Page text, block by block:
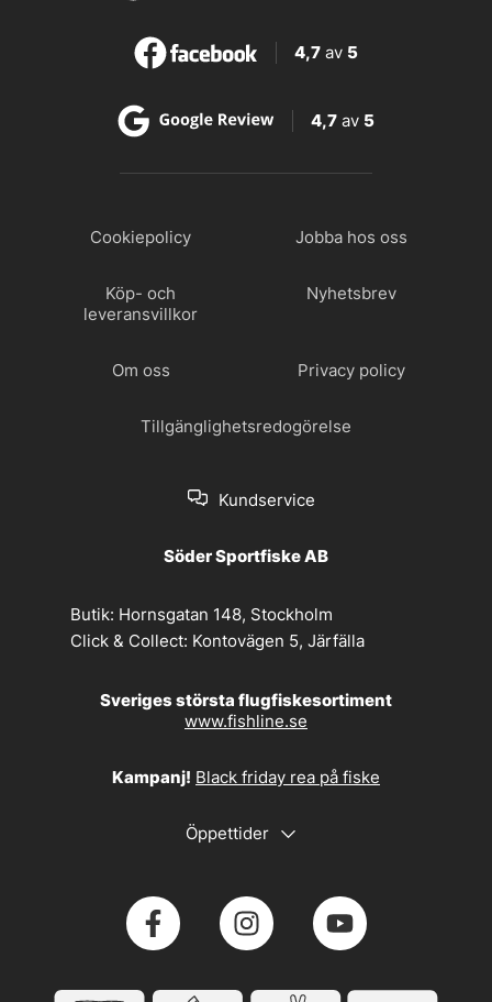
4,7 av 5
4,7 av 5
Cookiepolicy Jobba hos oss
Köp- och
leveransvillkor
Nyhetsbrev
Om oss Privacy policy
Tillgänglighetsredogörelse
Kundservice
Söder Sportfiske AB
Butik: Hornsgatan 148, Stockholm
Click & Collect: Kontovägen 5, Järfälla
Sveriges största flugfiskesortiment
www.fishline.se
Kampanj! Black friday rea på fiske
Öppettider